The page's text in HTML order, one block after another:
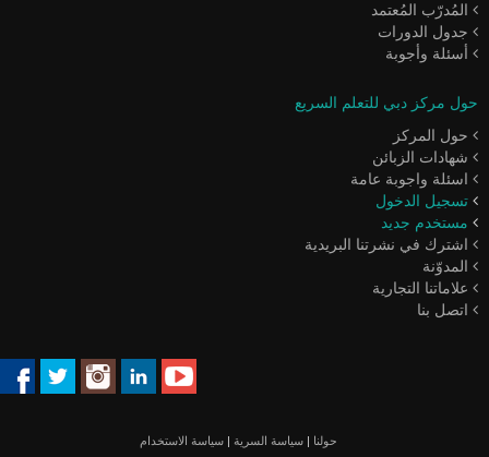
المُدرّب المُعتمد
جدول الدورات
أسئلة وأجوبة
حول مركز دبي للتعلم السريع
حول المركز
شهادات الزبائن
اسئلة واجوبة عامة
تسجيل الدخول
مستخدم جديد
اشترك في نشرتنا البريدية
المدوّنة
علاماتنا التجارية
اتصل بنا
حولنا |سياسة السرية |سياسة الاستخدام